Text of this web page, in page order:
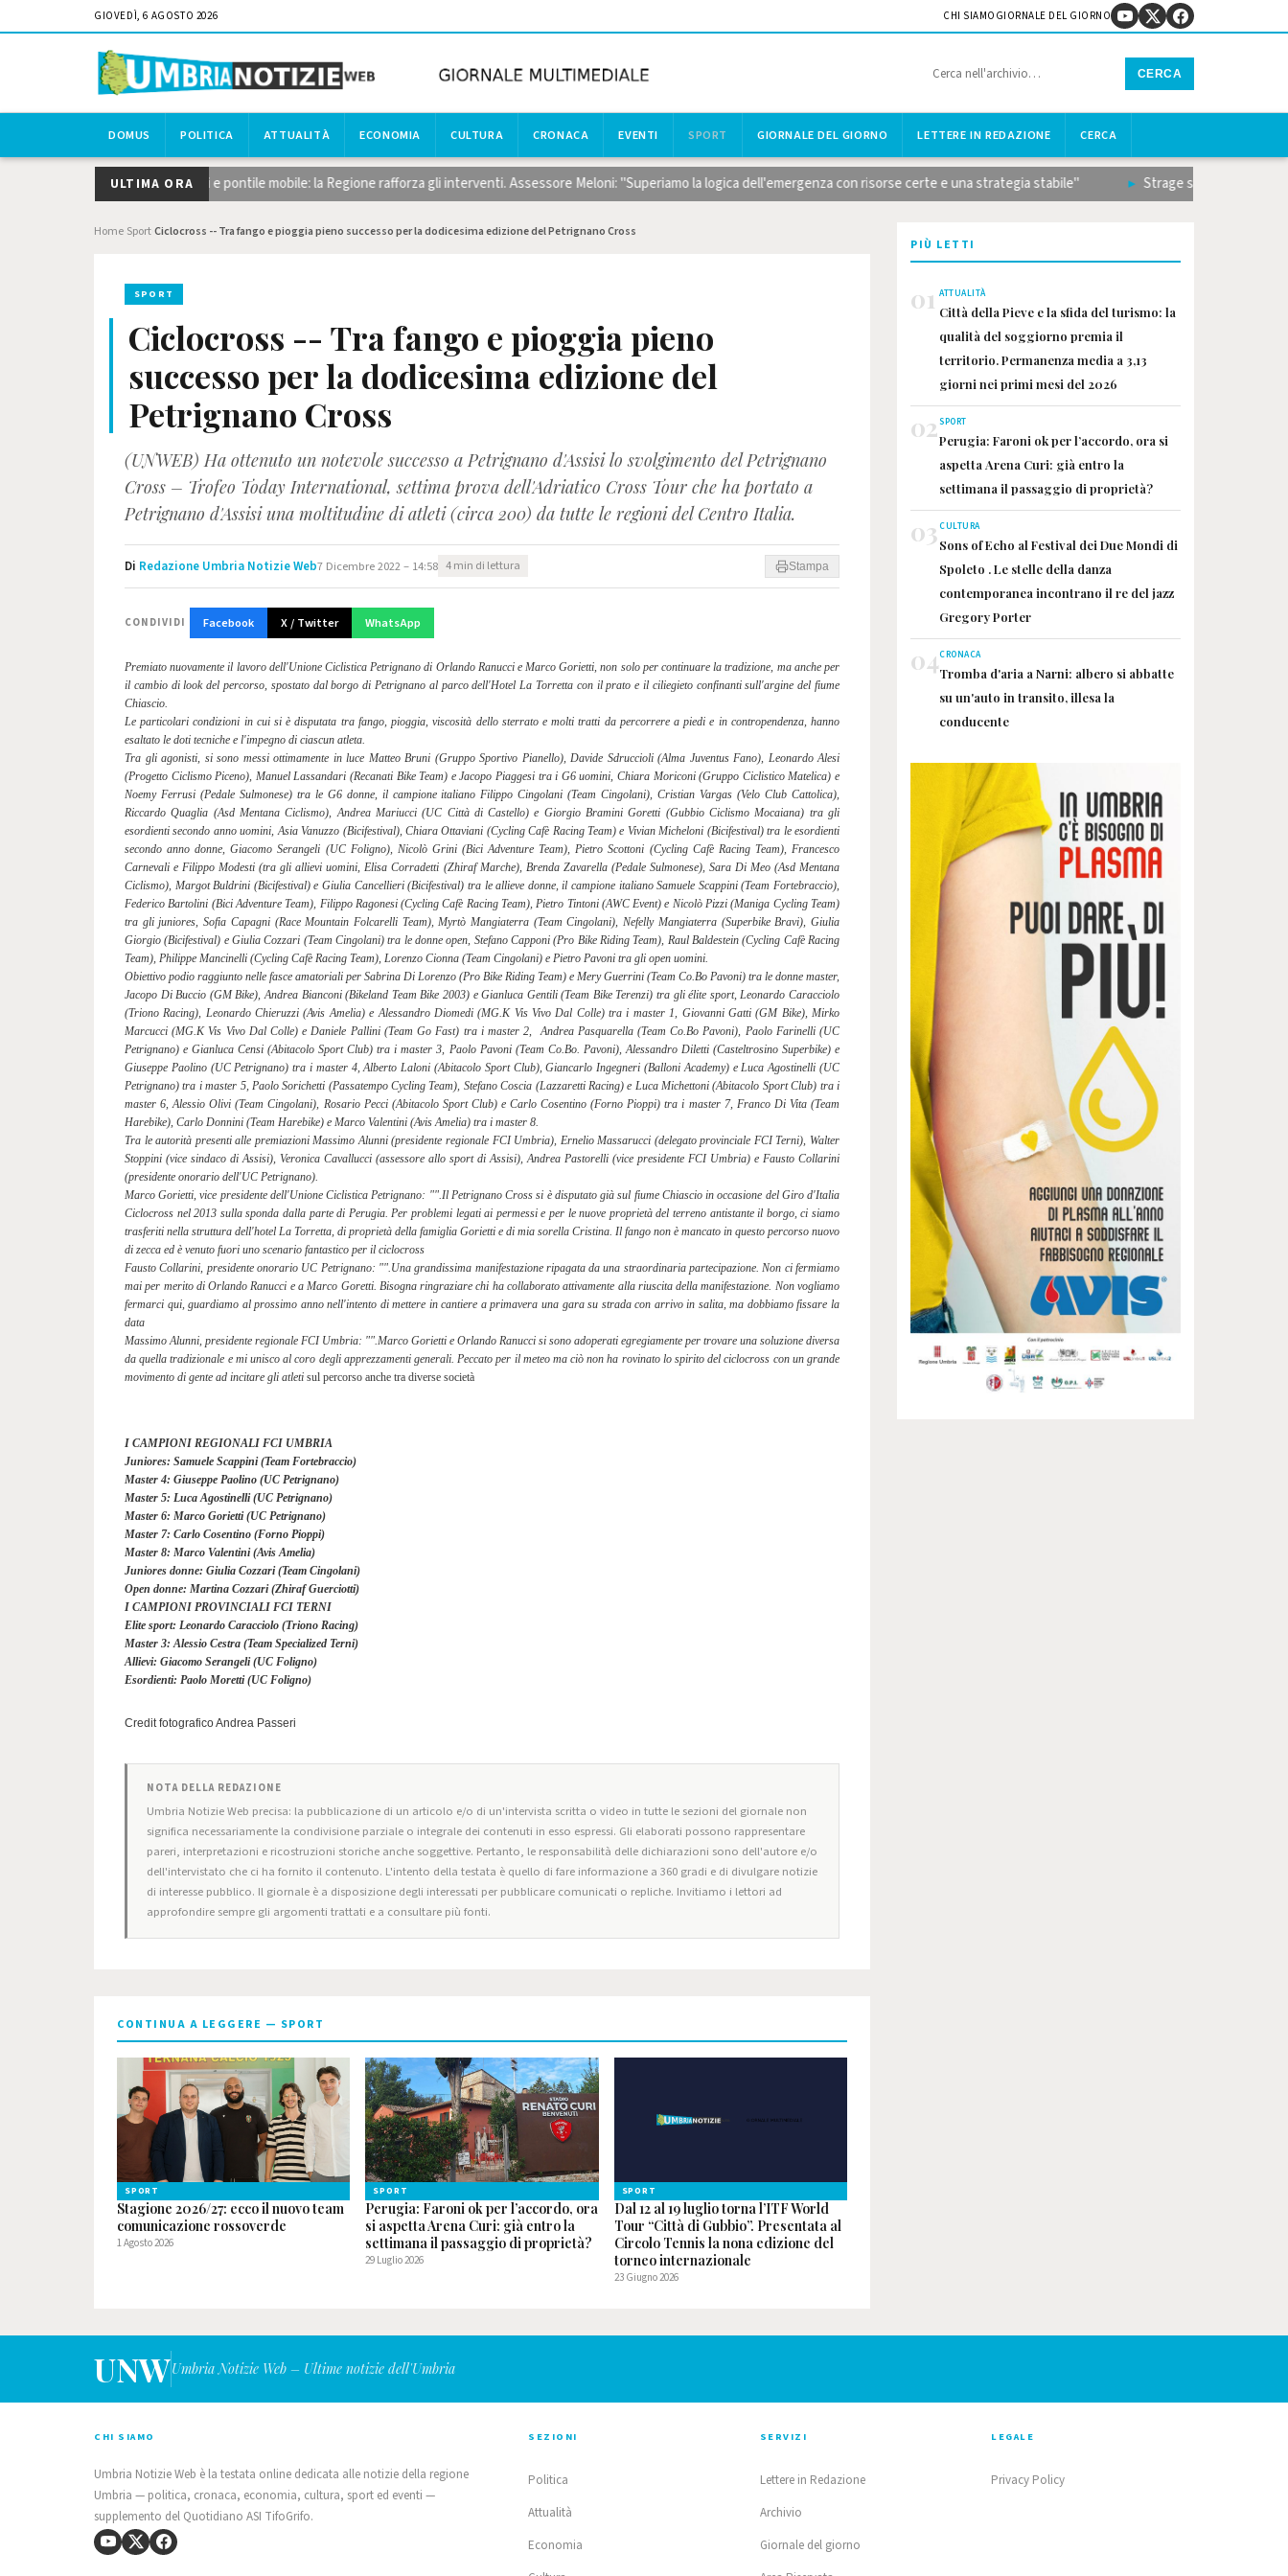
GIOVEDÌ, 6 AGOSTO 2026 CHI SIAMO GIORNALE DEL GIORNO
CERCA
DOMUS POLITICA ATTUALITÀ ECONOMIA CULTURA CRONACA EVENTI SPORT GIORNALE DEL GIORNO LETTERE IN REDAZIONE CERCA
ULTIMA ORA
taglio del canneto, dragaggi e pontile mobile: la Regione rafforza gli interventi. Assessore Meloni: "Superiamo la logica dell'emergenza con risorse certe e una strategia stabile" Strage sulla Terni-Rieti, il
Home SportCiclocross -- Tra fango e pioggia pieno successo per la dodicesima edizione del Petrignano Cross
SPORT
Ciclocross -- Tra fango e pioggia pieno
successo per la dodicesima edizione del
Petrignano Cross
(UNWEB) Ha ottenuto un notevole successo a Petrignano d'Assisi lo svolgimento del Petrignano
Cross – Trofeo Today International, settima prova dell'Adriatico Cross Tour che ha portato a
Petrignano d'Assisi una moltitudine di atleti (circa 200) da tutte le regioni del Centro Italia.
Di Redazione Umbria Notizie Web7 Dicembre 2022 – 14:58 4 min di lettura Stampa
CONDIVIDI Facebook X / Twitter WhatsApp
Premiato nuovamente il lavoro dell'Unione Ciclistica Petrignano di Orlando Ranucci e Marco Gorietti, non solo per continuare la tradizione, ma anche per
il cambio di look del percorso, spostato dal borgo di Petrignano al parco dell'Hotel La Torretta con il prato e il ciliegieto confinanti sull'argine del fiume
Chiascio.
Le particolari condizioni in cui si è disputata tra fango, pioggia, viscosità dello sterrato e molti tratti da percorrere a piedi e in contropendenza, hanno
esaltato le doti tecniche e l'impegno di ciascun atleta.
Tra gli agonisti, si sono messi ottimamente in luce Matteo Bruni (Gruppo Sportivo Pianello), Davide Sdruccioli (Alma Juventus Fano), Leonardo Alesi
(Progetto Ciclismo Piceno), Manuel Lassandari (Recanati Bike Team) e Jacopo Piaggesi tra i G6 uomini, Chiara Moriconi (Gruppo Ciclistico Matelica) e
Noemy Ferrusi (Pedale Sulmonese) tra le G6 donne, il campione italiano Filippo Cingolani (Team Cingolani), Cristian Vargas (Velo Club Cattolica),
Riccardo Quaglia (Asd Mentana Ciclismo), Andrea Mariucci (UC Città di Castello) e Giorgio Bramini Goretti (Gubbio Ciclismo Mocaiana) tra gli
esordienti secondo anno uomini, Asia Vanuzzo (Bicifestival), Chiara Ottaviani (Cycling Cafè Racing Team) e Vivian Micheloni (Bicifestival) tra le esordienti
secondo anno donne, Giacomo Serangeli (UC Foligno), Nicolò Grini (Bici Adventure Team), Pietro Scottoni (Cycling Cafè Racing Team), Francesco
Carnevali e Filippo Modesti (tra gli allievi uomini, Elisa Corradetti (Zhiraf Marche), Brenda Zavarella (Pedale Sulmonese), Sara Di Meo (Asd Mentana
Ciclismo), Margot Buldrini (Bicifestival) e Giulia Cancellieri (Bicifestival) tra le allieve donne, il campione italiano Samuele Scappini (Team Fortebraccio),
Federico Bartolini (Bici Adventure Team), Filippo Ragonesi (Cycling Cafè Racing Team), Pietro Tintoni (AWC Event) e Nicolò Pizzi (Maniga Cycling Team)
tra gli juniores, Sofia Capagni (Race Mountain Folcarelli Team), Myrtò Mangiaterra (Team Cingolani), Nefelly Mangiaterra (Superbike Bravi), Giulia
Giorgio (Bicifestival) e Giulia Cozzari (Team Cingolani) tra le donne open, Stefano Capponi (Pro Bike Riding Team), Raul Baldestein (Cycling Cafè Racing
Team), Philippe Mancinelli (Cycling Cafè Racing Team), Lorenzo Cionna (Team Cingolani) e Pietro Pavoni tra gli open uomini.
Obiettivo podio raggiunto nelle fasce amatoriali per Sabrina Di Lorenzo (Pro Bike Riding Team) e Mery Guerrini (Team Co.Bo Pavoni) tra le donne master,
Jacopo Di Buccio (GM Bike), Andrea Bianconi (Bikeland Team Bike 2003) e Gianluca Gentili (Team Bike Terenzi) tra gli élite sport, Leonardo Caracciolo
(Triono Racing), Leonardo Chieruzzi (Avis Amelia) e Alessandro Diomedi (MG.K Vis Vivo Dal Colle) tra i master 1, Giovanni Gatti (GM Bike), Mirko
Marcucci (MG.K Vis Vivo Dal Colle) e Daniele Pallini (Team Go Fast) tra i master 2,  Andrea Pasquarella (Team Co.Bo Pavoni), Paolo Farinelli (UC
Petrignano) e Gianluca Censi (Abitacolo Sport Club) tra i master 3, Paolo Pavoni (Team Co.Bo. Pavoni), Alessandro Diletti (Casteltrosino Superbike) e
Giuseppe Paolino (UC Petrignano) tra i master 4, Alberto Laloni (Abitacolo Sport Club), Giancarlo Ingegneri (Balloni Academy) e Luca Agostinelli (UC
Petrignano) tra i master 5, Paolo Sorichetti (Passatempo Cycling Team), Stefano Coscia (Lazzaretti Racing) e Luca Michettoni (Abitacolo Sport Club) tra i
master 6, Alessio Olivi (Team Cingolani), Rosario Pecci (Abitacolo Sport Club) e Carlo Cosentino (Forno Pioppi) tra i master 7, Franco Di Vita (Team
Harebike), Carlo Donnini (Team Harebike) e Marco Valentini (Avis Amelia) tra i master 8.
Tra le autorità presenti alle premiazioni Massimo Alunni (presidente regionale FCI Umbria), Ernelio Massarucci (delegato provinciale FCI Terni), Walter
Stoppini (vice sindaco di Assisi), Veronica Cavallucci (assessore allo sport di Assisi), Andrea Pastorelli (vice presidente FCI Umbria) e Fausto Collarini
(presidente onorario dell'UC Petrignano).
Marco Gorietti, vice presidente dell'Unione Ciclistica Petrignano: "".Il Petrignano Cross si è disputato già sul fiume Chiascio in occasione del Giro d'Italia
Ciclocross nel 2013 sulla sponda dalla parte di Perugia. Per problemi legati ai permessi e per le nuove proprietà del terreno antistante il borgo, ci siamo
trasferiti nella struttura dell'hotel La Torretta, di proprietà della famiglia Gorietti e di mia sorella Cristina. Il fango non è mancato in questo percorso nuovo
di zecca ed è venuto fuori uno scenario fantastico per il ciclocross
Fausto Collarini, presidente onorario UC Petrignano: "".Una grandissima manifestazione ripagata da una straordinaria partecipazione. Non ci fermiamo
mai per merito di Orlando Ranucci e a Marco Goretti. Bisogna ringraziare chi ha collaborato attivamente alla riuscita della manifestazione. Non vogliamo
fermarci qui, guardiamo al prossimo anno nell'intento di mettere in cantiere a primavera una gara su strada con arrivo in salita, ma dobbiamo fissare la
data
Massimo Alunni, presidente regionale FCI Umbria: "".Marco Gorietti e Orlando Ranucci si sono adoperati egregiamente per trovare una soluzione diversa
da quella tradizionale e mi unisco al coro degli apprezzamenti generali. Peccato per il meteo ma ciò non ha rovinato lo spirito del ciclocross con un grande
movimento di gente ad incitare gli atleti sul percorso anche tra diverse società
I CAMPIONI REGIONALI FCI UMBRIA
Juniores: Samuele Scappini (Team Fortebraccio)
Master 4: Giuseppe Paolino (UC Petrignano)
Master 5: Luca Agostinelli (UC Petrignano)
Master 6: Marco Gorietti (UC Petrignano)
Master 7: Carlo Cosentino (Forno Pioppi)
Master 8: Marco Valentini (Avis Amelia)
Juniores donne: Giulia Cozzari (Team Cingolani)
Open donne: Martina Cozzari (Zhiraf Guerciotti)
I CAMPIONI PROVINCIALI FCI TERNI
Elite sport: Leonardo Caracciolo (Triono Racing)
Master 3: Alessio Cestra (Team Specialized Terni)
Allievi: Giacomo Serangeli (UC Foligno)
Esordienti: Paolo Moretti (UC Foligno)
Credit fotografico Andrea Passeri
NOTA DELLA REDAZIONE
Umbria Notizie Web precisa: la pubblicazione di un articolo e/o di un'intervista scritta o video in tutte le sezioni del giornale non
significa necessariamente la condivisione parziale o integrale dei contenuti in esso espressi. Gli elaborati possono rappresentare
pareri, interpretazioni e ricostruzioni storiche anche soggettive. Pertanto, le responsabilità delle dichiarazioni sono dell'autore e/o
dell'intervistato che ci ha fornito il contenuto. L'intento della testata è quello di fare informazione a 360 gradi e di divulgare notizie
di interesse pubblico. Il giornale è a disposizione degli interessati per pubblicare comunicati o repliche. Invitiamo i lettori ad
approfondire sempre gli argomenti trattati e a consultare più fonti.
CONTINUA A LEGGERE — SPORT
SPORT
Stagione 2026/27: ecco il nuovo team
comunicazione rossoverde
1 Agosto 2026
SPORT
Perugia: Faroni ok per l’accordo, ora
si aspetta Arena Curi: già entro la
settimana il passaggio di proprietà?
29 Luglio 2026
SPORT
Dal 12 al 19 luglio torna l’ITF World
Tour “Città di Gubbio”. Presentata al
Circolo Tennis la nona edizione del
torneo internazionale
23 Giugno 2026
PIÙ LETTI
01 ATTUALITÀ
Città della Pieve e la sfida del turismo: la
qualità del soggiorno premia il
territorio. Permanenza media a 3,13
giorni nei primi mesi del 2026
02SPORT
Perugia: Faroni ok per l’accordo, ora si
aspetta Arena Curi: già entro la
settimana il passaggio di proprietà?
03CULTURA
Sons of Echo al Festival dei Due Mondi di
Spoleto . Le stelle della danza
contemporanea incontrano il re del jazz
Gregory Porter
04CRONACA
Tromba d'aria a Narni: albero si abbatte
su un'auto in transito, illesa la
conducente
UNWUmbria Notizie Web – Ultime notizie dell'Umbria
CHI SIAMO
Umbria Notizie Web è la testata online dedicata alle notizie della regione
Umbria — politica, cronaca, economia, cultura, sport ed eventi —
supplemento del Quotidiano ASI TifoGrifo.
SEZIONI
Politica
Attualità
Economia
SERVIZI
Lettere in Redazione
Archivio
Giornale del giorno
LEGALE
Privacy Policy